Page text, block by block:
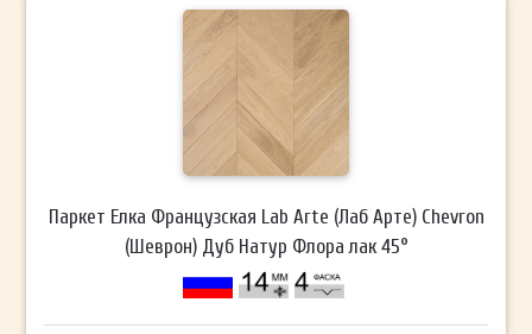
Паркет Елка Французская Lab Arte (Лаб Арте) Chevron
(Шеврон) Дуб Натур Флора лак 45°